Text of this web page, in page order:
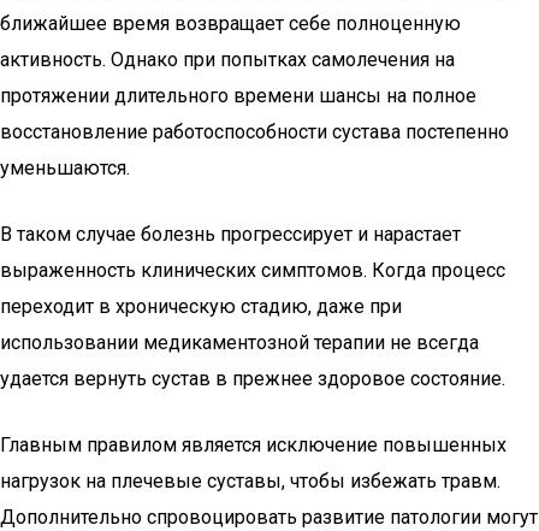
ближайшее время возвращает себе полноценную
активность. Однако при попытках самолечения на
протяжении длительного времени шансы на полное
восстановление работоспособности сустава постепенно
уменьшаются.
В таком случае болезнь прогрессирует и нарастает
выраженность клинических симптомов. Когда процесс
переходит в хроническую стадию, даже при
использовании медикаментозной терапии не всегда
удается вернуть сустав в прежнее здоровое состояние.
Главным правилом является исключение повышенных
нагрузок на плечевые суставы, чтобы избежать травм.
Дополнительно спровоцировать развитие патологии могут